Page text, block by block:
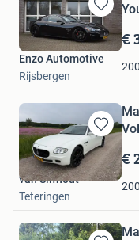
Bewaren
in
Mijn
Favorieten
€
Enzo Automotive
Rijsbergen
Bewaren
in
Mijn
Favorieten
€
van Silfhout
Teteringen